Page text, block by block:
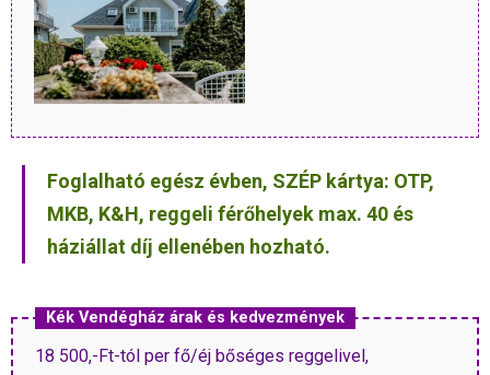
Foglalható egész évben, SZÉP kártya: OTP,
MKB, K&H, reggeli férőhelyek max. 40 és
háziállat díj ellenében hozható.
Kék Vendégház árak és kedvezmények
18 500,-Ft-tól per fő/éj bőséges reggelivel,